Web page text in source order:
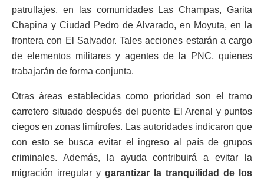
patrullajes, en las comunidades Las Champas, Garita
Chapina y Ciudad Pedro de Alvarado, en Moyuta, en la
frontera con El Salvador. Tales acciones estarán a cargo
de elementos militares y agentes de la PNC, quienes
trabajarán de forma conjunta.
Otras áreas establecidas como prioridad son el tramo
carretero situado después del puente El Arenal y puntos
ciegos en zonas limítrofes. Las autoridades indicaron que
con esto se busca evitar el ingreso al país de grupos
criminales. Además, la ayuda contribuirá a evitar la
migración irregular y garantizar la tranquilidad de los